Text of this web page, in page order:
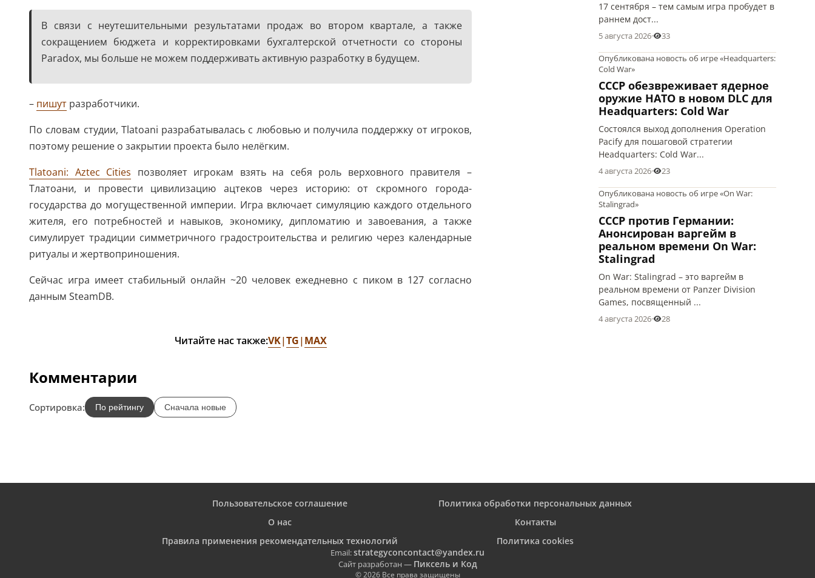
В связи с неутешительными результатами продаж во втором квартале, а также
сокращением бюджета и корректировками бухгалтерской отчетности со стороны
Paradox, мы больше не можем поддерживать активную разработку в будущем.
– пишут разработчики.
По словам студии, Tlatoani разрабатывалась с любовью и получила поддержку от игроков,
поэтому решение о закрытии проекта было нелёгким.
Tlatoani: Aztec Cities позволяет игрокам взять на себя роль верховного правителя –
Тлатоани, и провести цивилизацию ацтеков через историю: от скромного города-
государства до могущественной империи. Игра включает симуляцию каждого отдельного
жителя, его потребностей и навыков, экономику, дипломатию и завоевания, а также
симулирует традиции симметричного градостроительства и религию через календарные
ритуалы и жертвоприношения.
Сейчас игра имеет стабильный онлайн ~20 человек ежедневно с пиком в 127 согласно
данным SteamDB.
Читайте нас также:VK|TG|MAX
Комментарии
Сортировка: По рейтингу Сначала новые
17 сентября – тем самым игра пробудет в
раннем дост...
5 августа 2026· 33
Опубликована новость об игре «Headquarters:
Cold War»
СССР обезвреживает ядерное
оружие НАТО в новом DLC для
Headquarters: Cold War
Состоялся выход дополнения Operation
Pacify для пошаговой стратегии
Headquarters: Cold War...
4 августа 2026· 23
Опубликована новость об игре «On War:
Stalingrad»
СССР против Германии:
Анонсирован варгейм в
реальном времени On War:
Stalingrad
On War: Stalingrad – это варгейм в
реальном времени от Panzer Division
Games, посвященный ...
4 августа 2026· 28
Пользовательское соглашение
Политика обработки персональных данных
О нас
Контакты
Правила применения рекомендательных технологий
Политика cookies
Email:strategyconcontact@yandex.ru
Сайт разработан — Пиксель и Код
© 2026 Все права защищены